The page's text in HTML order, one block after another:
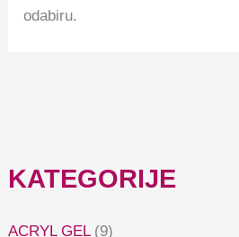
KATEGORIJE
ACRYL GEL (9)
odabiru.